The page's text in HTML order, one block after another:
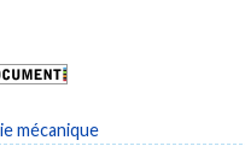
mécanique